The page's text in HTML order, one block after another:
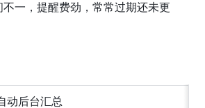
一，提醒费劲，常常过期还未更
动后台汇总